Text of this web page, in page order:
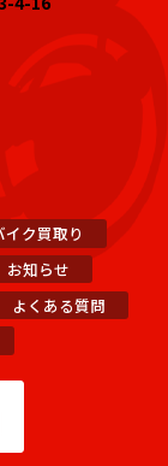
イク買取り
お知らせ
よくある質問